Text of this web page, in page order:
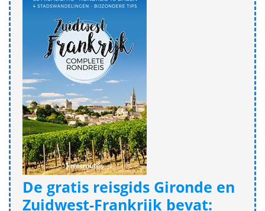
De gratis reisgids Gironde en
Zuidwest-Frankrijk bevat: